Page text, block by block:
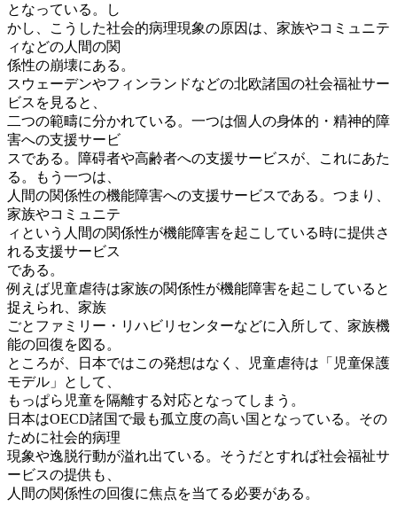
となっている。し
かし、こうした社会的病理現象の原因は、家族やコミュニテ
ィなどの人間の関
係性の崩壊にある。
スウェーデンやフィンランドなどの北欧諸国の社会福祉サー
ビスを見ると、
二つの範疇に分かれている。一つは個人の身体的・精神的障
害への支援サービ
スである。障碍者や高齢者への支援サービスが、これにあた
る。もう一つは、
人間の関係性の機能障害への支援サービスである。つまり、
家族やコミュニテ
ィという人間の関係性が機能障害を起こしている時に提供さ
れる支援サービス
である。
例えば児童虐待は家族の関係性が機能障害を起こしていると
捉えられ、家族
ごとファミリー・リハビリセンターなどに入所して、家族機
能の回復を図る。
ところが、日本ではこの発想はなく、児童虐待は「児童保護
モデル」として、
もっぱら児童を隔離する対応となってしまう。
日本はOECD諸国で最も孤立度の高い国となっている。その
ために社会的病理
現象や逸脱行動が溢れ出ている。そうだとすれば社会福祉サ
ービスの提供も、
人間の関係性の回復に焦点を当てる必要がある。